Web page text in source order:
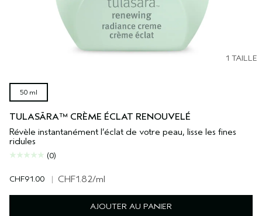
1 TAILLE
50 ml
TULASĀRA™ CRÈME ÉCLAT RENOUVELÉ
Révèle instantanément l’éclat de votre peau, lisse les fines
ridules
(0)
CHF91.00 | CHF1.82/ml
AJOUTER AU PANIER